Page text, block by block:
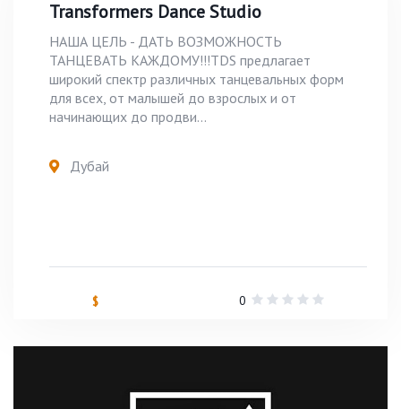
Transformers Dance Studio
НАША ЦЕЛЬ - ДАТЬ ВОЗМОЖНОСТЬ
ТАНЦЕВАТЬ КАЖДОМУ!!!TDS предлагает
широкий спектр различных танцевальных форм
для всех, от малышей до взрослых и от
начинающих до продви...
Дубай
$ 0